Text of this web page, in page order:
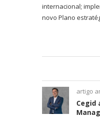
internacional;
novo Plano
artigo
Cegid